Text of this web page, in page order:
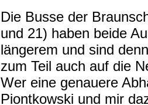
Die Busse der
und 21) haben beide
längerem und sind
zum Teil auch auf die
Wer eine genauere
Piontkowski und mir